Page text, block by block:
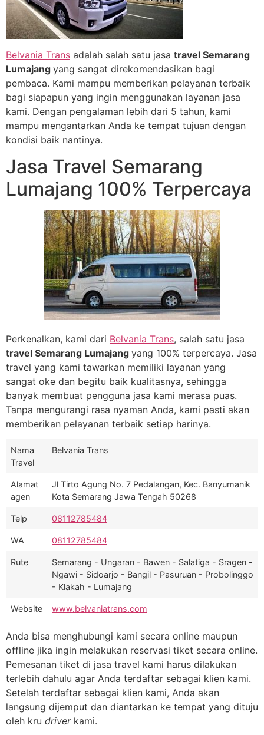
Belvania Trans adalah salah satu jasa travel Semarang
Lumajang yang sangat direkomendasikan bagi
pembaca. Kami mampu memberikan pelayanan terbaik
bagi siapapun yang ingin menggunakan layanan jasa
kami. Dengan pengalaman lebih dari 5 tahun, kami
mampu mengantarkan Anda ke tempat tujuan dengan
kondisi baik nantinya.
Jasa Travel Semarang
Lumajang 100% Terpercaya
Perkenalkan, kami dari Belvania Trans, salah satu jasa
travel Semarang Lumajang yang 100% terpercaya. Jasa
travel yang kami tawarkan memiliki layanan yang
sangat oke dan begitu baik kualitasnya, sehingga
banyak membuat pengguna jasa kami merasa puas.
Tanpa mengurangi rasa nyaman Anda, kami pasti akan
memberikan pelayanan terbaik setiap harinya.
Nama
Travel
Belvania Trans
Alamat
agen
Jl Tirto Agung No. 7 Pedalangan, Kec. Banyumanik
Kota Semarang Jawa Tengah 50268
Telp 08112785484
WA 08112785484
Rute
Semarang - Ungaran - Bawen - Salatiga - Sragen -
Ngawi - Sidoarjo - Bangil - Pasuruan - Probolinggo
- Klakah - Lumajang
Website www.belvaniatrans.com
Anda bisa menghubungi kami secara online maupun
offline jika ingin melakukan reservasi tiket secara online.
Pemesanan tiket di jasa travel kami harus dilakukan
terlebih dahulu agar Anda terdaftar sebagai klien kami.
Setelah terdaftar sebagai klien kami, Anda akan
langsung dijemput dan diantarkan ke tempat yang dituju
oleh kru driver kami.